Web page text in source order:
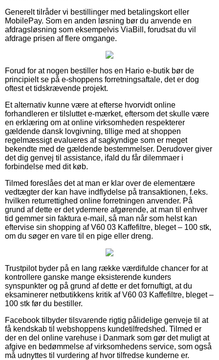
Generelt tilråder vi bestillinger med betalingskort eller
MobilePay. Som en anden løsning bør du anvende en
afdragsløsning som eksempelvis ViaBill, forudsat du vil
afdrage prisen af flere omgange.
Forud for at nogen bestiller hos en Hario e-butik bør de
principielt se på e-shoppens forretningsaftale, det er dog
oftest et tidskrævende projekt.
Et alternativ kunne være at efterse hvorvidt online
forhandleren er tilsluttet e-mærket, eftersom det skulle være
en erklæring om at online virksomheden respekterer
gældende dansk lovgivning, tillige med at shoppen
regelmæssigt evalueres af sagkyndige som er meget
bekendte med de gældende bestemmelser. Derudover giver
det dig genvej til assistance, ifald du får dilemmaer i
forbindelse med dit køb.
Tilmed foreslåes det at man er klar over de elementære
vedtægter der kan have indflydelse på transaktionen, f.eks.
hvilken returrettighed online forretningen anvender. På
grund af dette er det ydermere afgørende, at man til enhver
tid gemmer sin faktura e-mail, så man når som helst kan
eftervise sin shopping af V60 03 Kaffefiltre, bleget – 100 stk,
om du søger en vare til en pige eller dreng.
Trustpilot byder på en lang række værdifulde chancer for at
kontrollere ganske mange eksisterende kunders
synspunkter og på grund af dette er det fornuftigt, at du
eksaminerer netbutikkens kritik af V60 03 Kaffefiltre, bleget –
100 stk før du bestiller.
Facebook tilbyder tilsvarende rigtig pålidelige genveje til at
få kendskab til webshoppens kundetilfredshed. Tilmed er
der en del online varehuse i Danmark som gør det muligt at
afgive en bedømmelse af virksomhedens service, som også
må udnyttes til vurdering af hvor tilfredse kunderne er.